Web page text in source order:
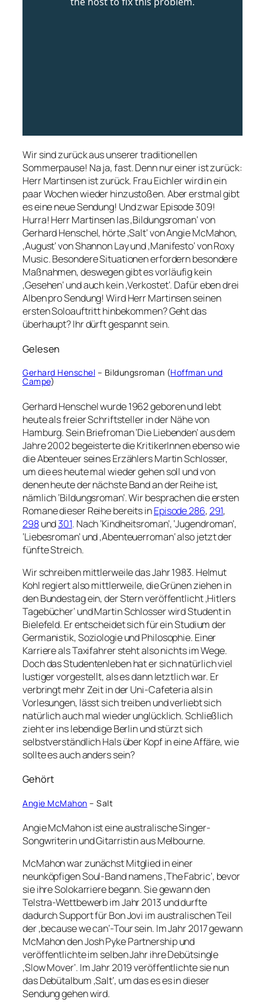
Wir sind zurück aus unserer traditionellen
Sommerpause! Na ja, fast. Denn nur einer ist zurück:
Herr Martinsen ist zurück. Frau Eichler wird in ein
paar Wochen wieder hinzustoßen. Aber erstmal gibt
es eine neue Sendung! Und zwar Episode 309!
Hurra! Herr Martinsen las ‚Bildungsroman‘ von
Gerhard Henschel, hörte ‚Salt‘ von Angie McMahon,
‚August‘ von Shannon Lay und ‚Manifesto‘ von Roxy
Music. Besondere Situationen erfordern besondere
Maßnahmen, deswegen gibt es vorläufig kein
‚Gesehen‘ und auch kein ‚Verkostet‘. Dafür eben drei
Alben pro Sendung! Wird Herr Martinsen seinen
ersten Soloauftritt hinbekommen? Geht das
überhaupt? Ihr dürft gespannt sein.
Gelesen
Gerhard Henschel – Bildungsroman (Hoffman und
Campe)
Gerhard Henschel wurde 1962 geboren und lebt
heute als freier Schriftsteller in der Nähe von
Hamburg. Sein Briefroman ‘Die Liebenden’ aus dem
Jahre 2002 begeisterte die KritikerInnen ebenso wie
die Abenteuer seines Erzählers Martin Schlosser,
um die es heute mal wieder gehen soll und von
denen heute der nächste Band an der Reihe ist,
nämlich ‘Bildungsroman’. Wir besprachen die ersten
Romane dieser Reihe bereits inEpisode 286,291,
298und301. Nach ‘Kindheitsroman’, ‘Jugendroman’,
‘Liebesroman’ und ‚Abenteuerroman‘ also jetzt der
fünfte Streich.
Wir schreiben mittlerweile das Jahr 1983. Helmut
Kohl regiert also mittlerweile, die Grünen ziehen in
den Bundestag ein, der Stern veröffentlicht ‚Hitlers
Tagebücher‘ und Martin Schlosser wird Student in
Bielefeld. Er entscheidet sich für ein Studium der
Germanistik, Soziologie und Philosophie. Einer
Karriere als Taxifahrer steht also nichts im Wege.
Doch das Studentenleben hat er sich natürlich viel
lustiger vorgestellt, als es dann letztlich war. Er
verbringt mehr Zeit in der Uni-Cafeteria als in
Vorlesungen, lässt sich treiben und verliebt sich
natürlich auch mal wieder unglücklich. Schließlich
zieht er ins lebendige Berlin und stürzt sich
selbstverständlich Hals über Kopf in eine Affäre, wie
sollte es auch anders sein?
Gehört
Angie McMahon – Salt
Angie McMahon ist eine australische Singer-
Songwriterin und Gitarristin aus Melbourne.
McMahon war zunächst Mitglied in einer
neunköpfigen Soul-Band namens ‚The Fabric‘, bevor
sie ihre Solokarriere begann. Sie gewann den
Telstra-Wettbewerb im Jahr 2013 und durfte
dadurch Support für Bon Jovi im australischen Teil
der ‚because we can‘-Tour sein. Im Jahr 2017 gewann
McMahon den Josh Pyke Partnership und
veröffentlichte im selben Jahr ihre Debütsingle
‚Slow Mover‘. Im Jahr 2019 veröffentlichte sie nun
das Debütalbum ‚Salt‘, um das es es in dieser
Sendung gehen wird.